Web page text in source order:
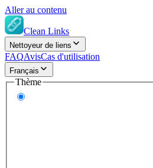
Aller au contenu
Clean Links
Nettoyeur de liens
FAQAvisCas d'utilisation
Français
Thème